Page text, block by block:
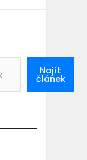
Najít
článek